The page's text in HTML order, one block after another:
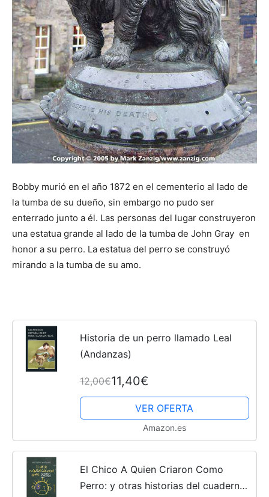
Bobby murió en el año 1872 en el cementerio al lado de
la tumba de su dueño, sin embargo no pudo ser
enterrado junto a él. Las personas del lugar construyeron
una estatua grande al lado de la tumba de John Gray en
honor a su perro. La estatua del perro se construyó
mirando a la tumba de su amo.
Historia de un perro llamado Leal
(Andanzas)
12,00€11,40€
VER OFERTA
Amazon.es
El Chico A Quien Criaron Como
Perro: y otras historias del cuaderno